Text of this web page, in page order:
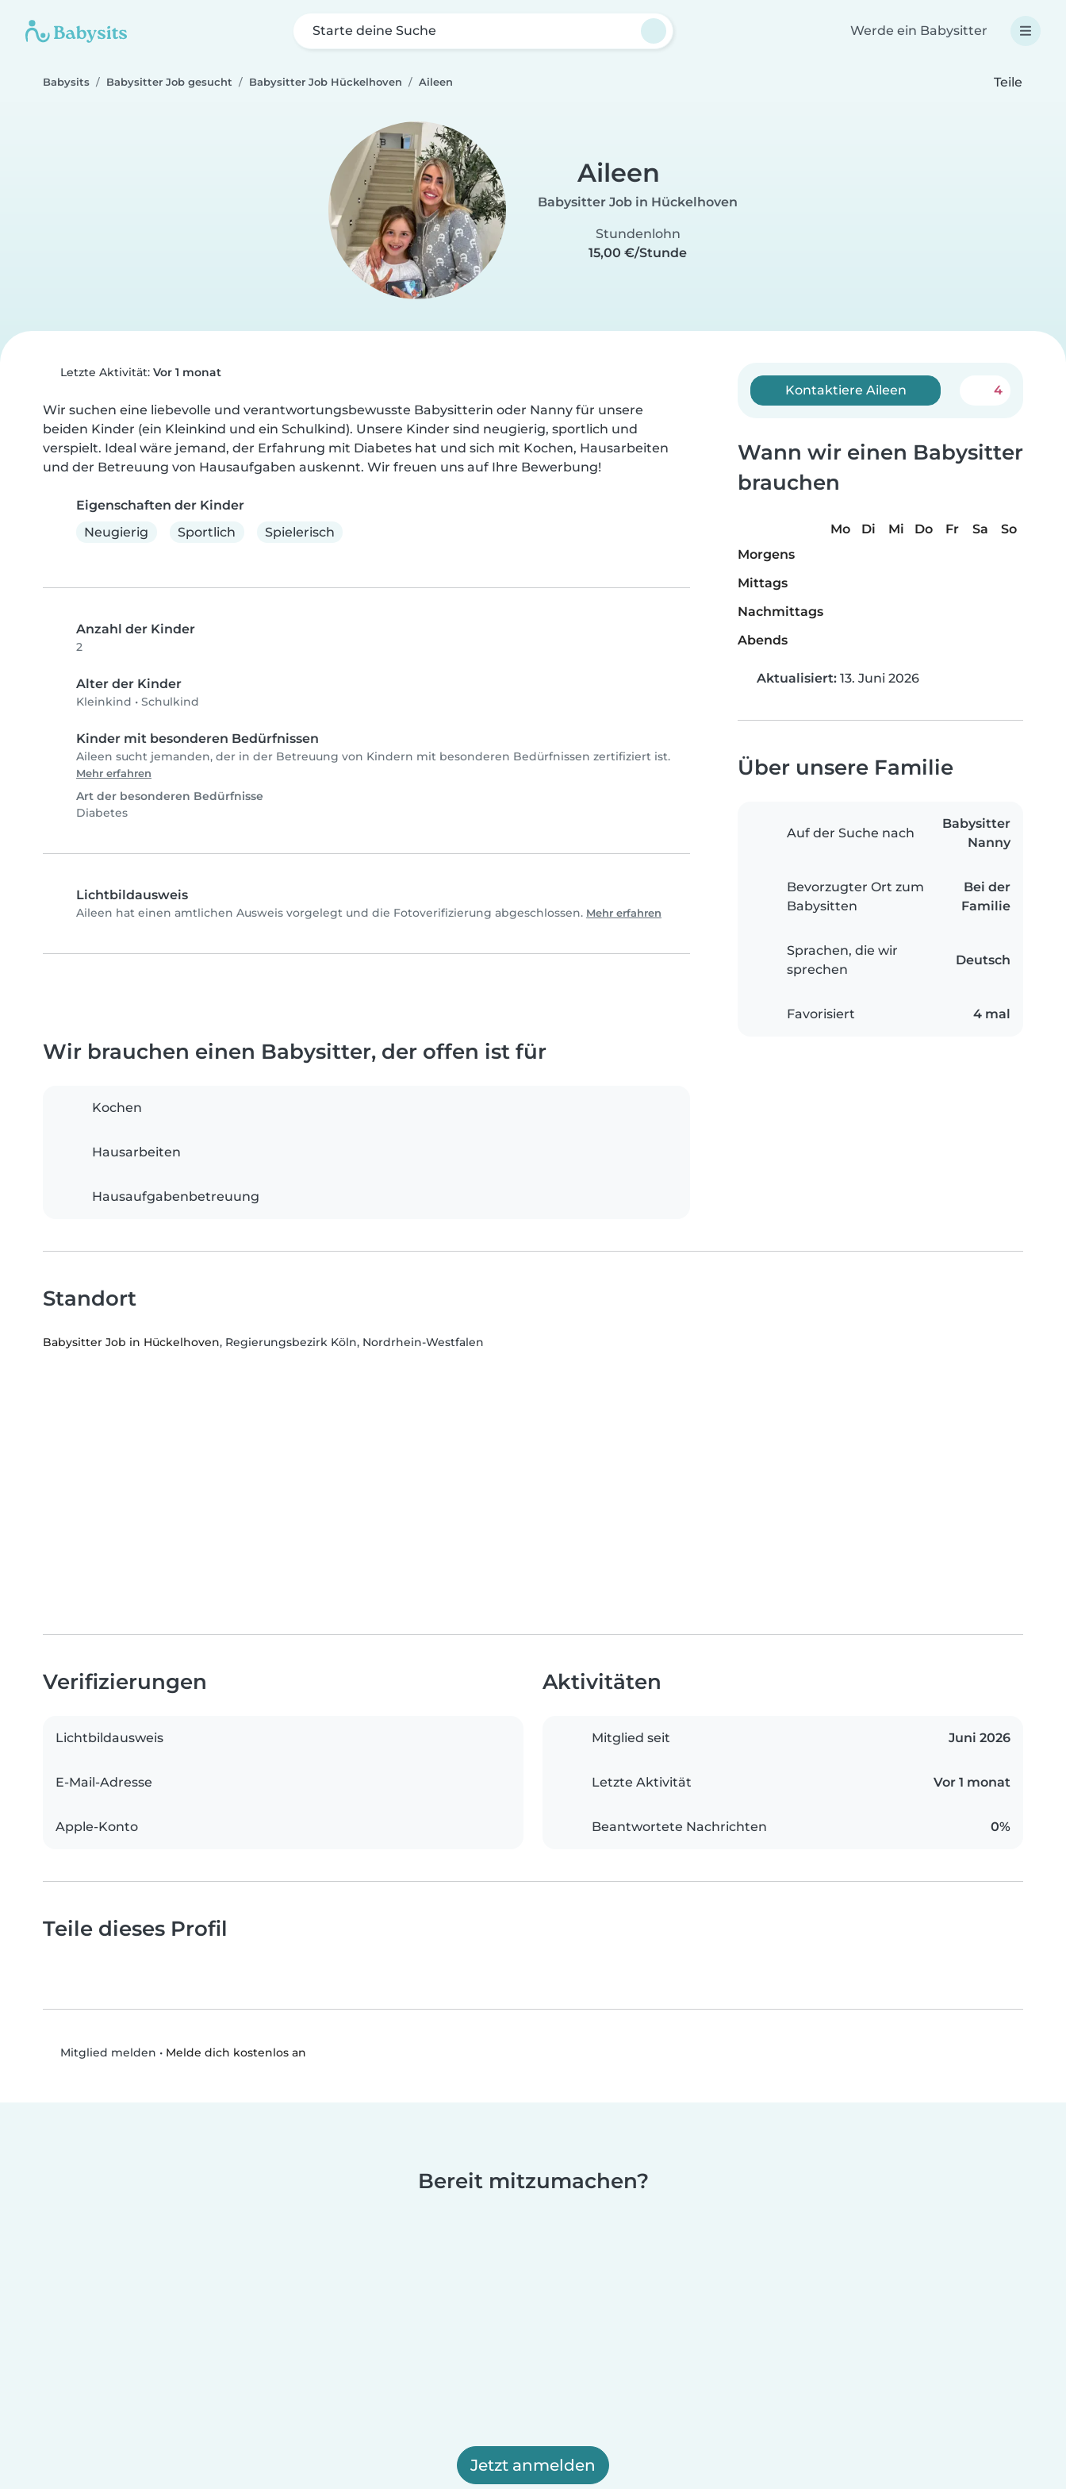
Starte deine Suche Werde ein Babysitter
Babysits Babysitter Job gesucht Babysitter Job Hückelhoven Aileen Teile
Aileen
Babysitter Job in Hückelhoven
Stundenlohn
15,00 €/Stunde
Letzte Aktivität: Vor 1 monat
Wir suchen eine liebevolle und verantwortungsbewusste Babysitterin oder Nanny für unsere
beiden Kinder (ein Kleinkind und ein Schulkind). Unsere Kinder sind neugierig, sportlich und
verspielt. Ideal wäre jemand, der Erfahrung mit Diabetes hat und sich mit Kochen, Hausarbeiten
und der Betreuung von Hausaufgaben auskennt. Wir freuen uns auf Ihre Bewerbung!
Eigenschaften der Kinder
Neugierig
Sportlich Spielerisch
Anzahl der Kinder
2
Alter der Kinder
Kleinkind • Schulkind
Kinder mit besonderen Bedürfnissen
Aileen sucht jemanden, der in der Betreuung von Kindern mit besonderen Bedürfnissen zertifiziert ist.
Mehr erfahren
Art der besonderen Bedürfnisse
Diabetes
Lichtbildausweis
Aileen hat einen amtlichen Ausweis vorgelegt und die Fotoverifizierung abgeschlossen. Mehr erfahren
Kontaktiere Aileen 4
Wann wir einen Babysitter
brauchen
Mo Di Mi Do Fr Sa
So
Morgens
Mittags
Nachmittags
Abends
Aktualisiert: 13. Juni 2026
Über unsere Familie
Auf der Suche nach
Babysitter
Nanny
Bevorzugter Ort zum
Babysitten
Bei der
Familie
Sprachen, die wir
sprechen
Deutsch
Favorisiert 4 mal
Wir brauchen einen Babysitter, der offen ist für
Kochen
Hausarbeiten
Hausaufgabenbetreuung
Standort
Babysitter Job in Hückelhoven, Regierungsbezirk Köln, Nordrhein-Westfalen
Verifizierungen
Lichtbildausweis
E-Mail-Adresse
Apple-Konto
Aktivitäten
Mitglied seit Juni 2026
Letzte Aktivität Vor 1 monat
Beantwortete Nachrichten 0%
Teile dieses Profil
Mitglied melden • Melde dich kostenlos an
Bereit mitzumachen?
Jetzt anmelden